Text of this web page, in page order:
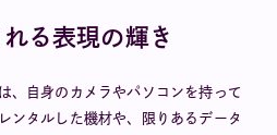
る表現の輝き
、自身のカメラやパソコンを持って
ンタルした機材や、限りあるデータ